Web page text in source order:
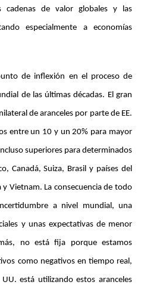
cadenas de valor globales y las
especialmente a economías
de inflexión en el proceso de
de las últimas décadas. El gran
de aranceles por parte de EE.
entre un 10 y un 20% para mayor
superiores para determinados
Canadá, Suiza, Brasil y países del
Vietnam. La consecuencia de todo
a nivel mundial, una
y unas expectativas de menor
no está fija porque estamos
como negativos en tiempo real,
está utilizando estos aranceles